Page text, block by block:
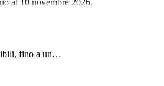
al 10 novembre 2026.
fino a un…